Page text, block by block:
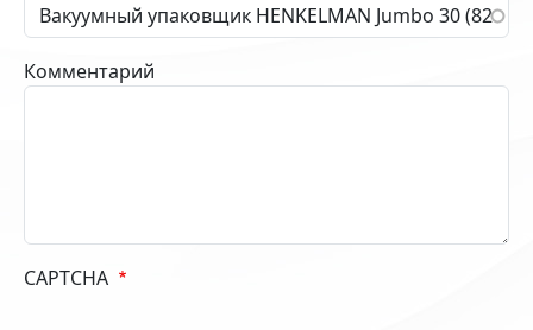
Комментарий
CAPTCHA